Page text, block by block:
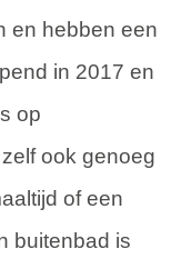
en hebben een
in 2017 en
op
ook genoeg
of een
buitenbad is